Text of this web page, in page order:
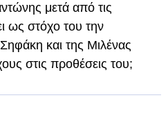
μετά από τις
ως στόχο του την
και της Μιλένας
στις προθέσεις του;